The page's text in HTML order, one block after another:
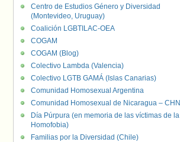
Centro de Estudios Género y Diversidad
(Montevideo, Uruguay)
Coalición LGBTILAC-OEA
COGAM
COGAM (Blog)
Colectivo Lambda (Valencia)
Colectivo LGTB GAMÁ (Islas Canarias)
Comunidad Homosexual Argentina
Comunidad Homosexual de Nicaragua – CHN
Día Púrpura (en memoria de las víctimas de la
Homofobia)
Familias por la Diversidad (Chile)